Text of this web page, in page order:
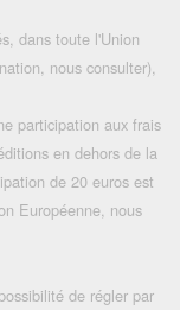
dans toute l'Union
nous consulter),
participation aux frais
en dehors de la
de 20 euros est
Européenne, nous
de régler par